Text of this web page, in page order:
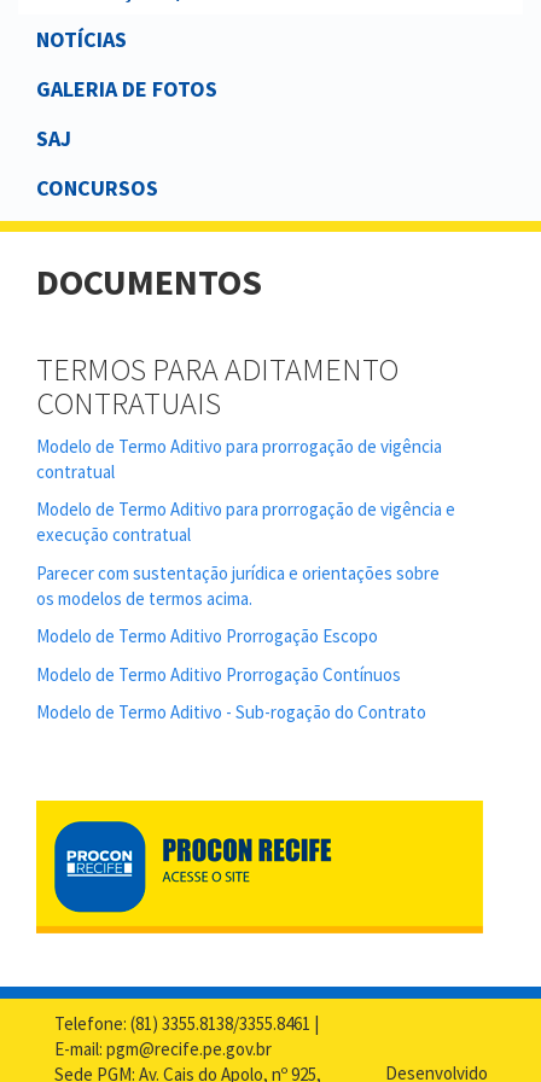
NOTÍCIAS
GALERIA DE FOTOS
SAJ
CONCURSOS
DOCUMENTOS
TERMOS PARA ADITAMENTO
CONTRATUAIS
Modelo de Termo Aditivo para prorrogação de vigência
contratual
Modelo de Termo Aditivo para prorrogação de vigência e
execução contratual
Parecer com sustentação jurídica e orientações sobre
os modelos de termos acima.
Modelo de Termo Aditivo Prorrogação Escopo
Modelo de Termo Aditivo Prorrogação Contínuos
Modelo de Termo Aditivo - Sub-rogação do Contrato
Telefone: (81) 3355.8138/3355.8461 |
E-mail: pgm@recife.pe.gov.br
Sede PGM: Av. Cais do Apolo, nº 925,
Desenvolvido